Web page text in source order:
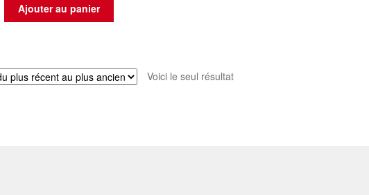
Ajouter au panier
Voici le seul résultat